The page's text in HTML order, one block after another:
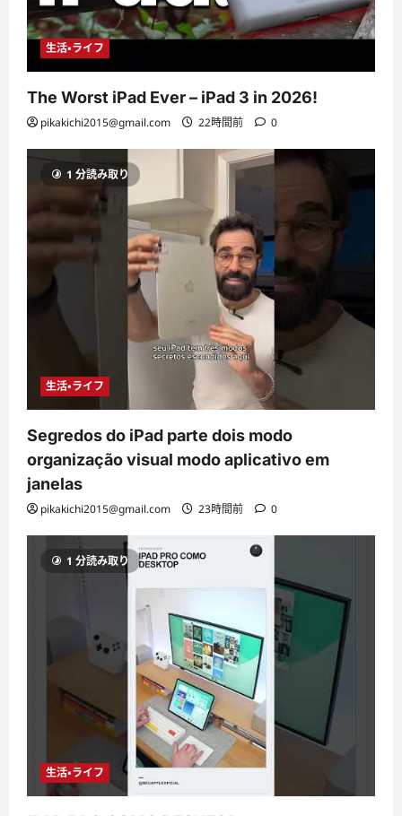
生活・ライフ
The Worst iPad Ever – iPad 3 in 2026!
pikakichi2015@gmail.com 22時間前 0
1 分読み取り
生活・ライフ
Segredos do iPad parte dois modo
organização visual modo aplicativo em
janelas
pikakichi2015@gmail.com 23時間前 0
1 分読み取り
生活・ライフ